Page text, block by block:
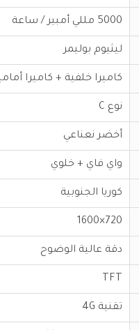
5000 مللي أمبير / ساعة
ليثيوم بوليمر
كاميرا خلفية + كاميرا
نوع C
أخضر نعناعي
واي فاي + خلوي
كوريا الجنوبية
720×1600
دقة عالية الوضوح
TFT
تقنية 4G